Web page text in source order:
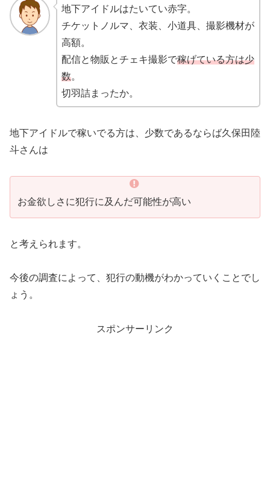
地下アイドルはたいてい赤字。
チケットノルマ、衣装、小道具、撮影機材が
高額。
配信と物販とチェキ撮影で稼げている方は少
数。
切羽詰まったか。
地下アイドルで稼いでる方は、少数であるならば久保田陸
斗さんは
お金欲しさに犯行に及んだ可能性が高い
と考えられます。
今後の調査によって、犯行の動機がわかっていくことでし
ょう。
スポンサーリンク